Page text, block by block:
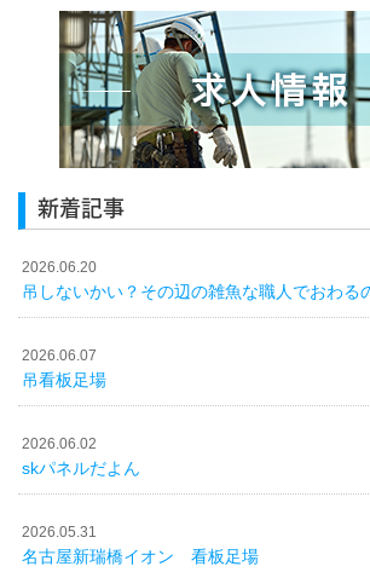
新着記事
2026.06.20
吊しないかい？その辺の雑魚な職人でおわる
2026.06.07
吊看板足場
2026.06.02
skパネルだよん
2026.05.31
名古屋新瑞橋イオン 看板足場